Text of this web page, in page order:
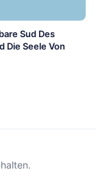
Sud Des
Die Seele Von